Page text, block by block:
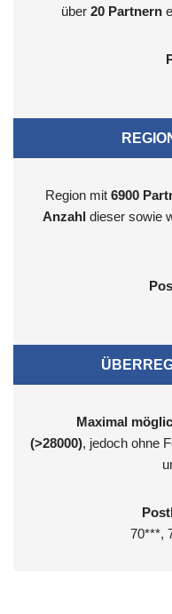
über 20 Partnern
Region mit 6900
Anzahl dieser sowie
Maximal
(>28000), jedoch ohne
70***,